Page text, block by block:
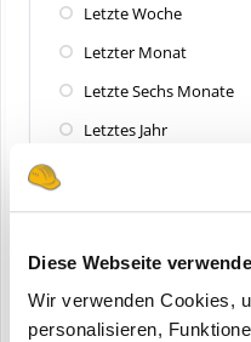
Diese Webseite
Wir verwenden Cookies,
personalisieren,
Letzte Woche
Letzter Monat
Letzte Sechs Monate
Letztes Jahr
Suche starten